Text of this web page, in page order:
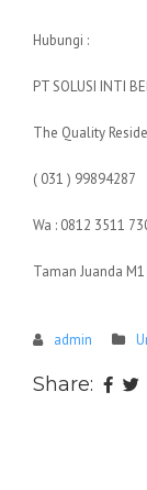
Hubungi :
PT SOLUSI INTI
The Quality
( 031 ) 99894287
Wa : 0812 3511
Taman Juanda
admin
Share: